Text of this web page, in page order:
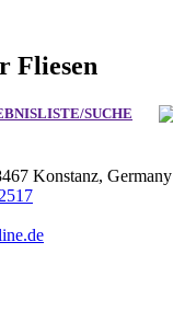
Fliesen
SUCHE
Konstanz, Germany